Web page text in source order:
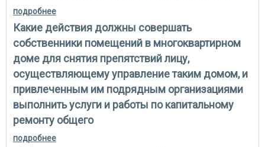
подробнее
осуществлении приемки оказанных услуг и (или)
выполненных работ по капитальному ремонту в
таком многоквартирном доме и подписывать
соответствующий акт приемки
Какие действия должны совершать
собственники помещений в многоквартирном
доме для снятия препятствий лицу,
осуществляющему управление таким домом, и
привлеченным им подрядным организациями
выполнить услуги и работы по капитальному
ремонту общего
подробнее